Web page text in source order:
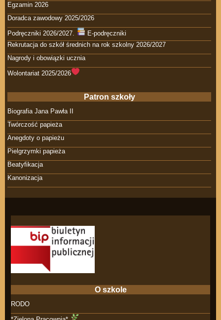
Egzamin 2026
Doradca zawodowy 2025/2026
Podręczniki 2026/2027.
E-podręczniki
Rekrutacja do szkół średnich na rok szkolny 2026/2027
Nagrody i obowiązki ucznia
Wolontariat 2025/2026
Patron szkoły
Biografia Jana Pawła II
Twórczość papieża
Anegdoty o papieżu
Pielgrzymki papieża
Beatyfikacja
Kanonizacja
O szkole
RODO